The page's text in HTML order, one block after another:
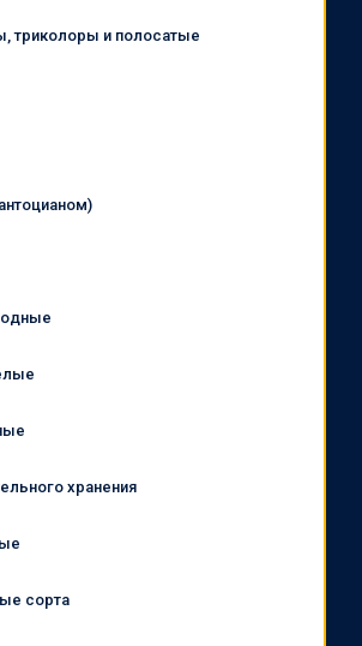
триколоры и полосатые
хранения
сорта